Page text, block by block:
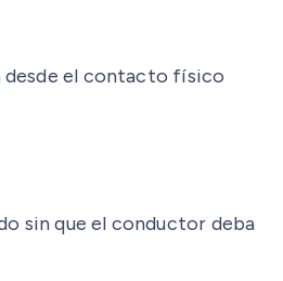
desde el contacto físico
sin que el conductor deba